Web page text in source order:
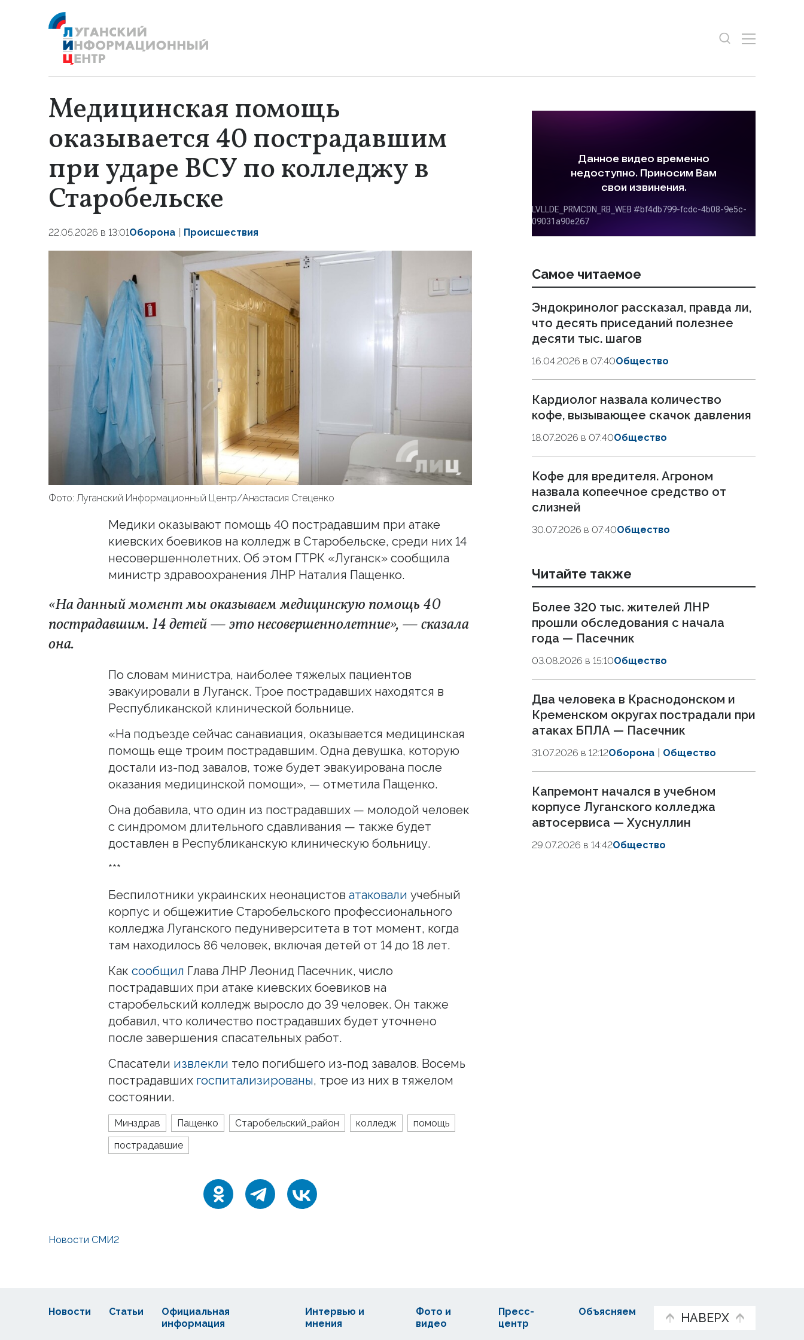
Медицинская помощь
оказывается 40 пострадавшим
при ударе ВСУ по колледжу в
Старобельске
22.05.2026 в 13:01Оборона Происшествия
Фото: Луганский Информационный Центр/Анастасия Стеценко
Медики оказывают помощь 40 пострадавшим при атаке
киевских боевиков на колледж в Старобельске, среди них 14
несовершеннолетних. Об этом ГТРК «Луганск» сообщила
министр здравоохранения ЛНР Наталия Пащенко.
«На данный момент мы оказываем медицинскую помощь 40
пострадавшим. 14 детей — это несовершеннолетние», — сказала
она.
По словам министра, наиболее тяжелых пациентов
эвакуировали в Луганск. Трое пострадавших находятся в
Республиканской клинической больнице.
«На подъезде сейчас санавиация, оказывается медицинская
помощь еще троим пострадавшим. Одна девушка, которую
достали из-под завалов, тоже будет эвакуирована после
оказания медицинской помощи», — отметила Пащенко.
Она добавила, что один из пострадавших — молодой человек
с синдромом длительного сдавливания — также будет
доставлен в Республиканскую клиническую больницу.
***
Беспилотники украинских неонацистов атаковали учебный
корпус и общежитие Старобельского профессионального
колледжа Луганского педуниверситета в тот момент, когда
там находилось 86 человек, включая детей от 14 до 18 лет.
Как сообщил Глава ЛНР Леонид Пасечник, число
пострадавших при атаке киевских боевиков на
старобельский колледж выросло до 39 человек. Он также
добавил, что количество пострадавших будет уточнено
после завершения спасательных работ.
Спасатели извлекли тело погибшего из-под завалов. Восемь
пострадавших госпитализированы, трое из них в тяжелом
состоянии.
Минздрав Пащенко Старобельский_район колледж
помощь
пострадавшие
Самое читаемое
Эндокринолог рассказал, правда ли,
что десять приседаний полезнее
десяти тыс. шагов
16.04.2026 в 07:40Общество
Кардиолог назвала количество
кофе, вызывающее скачок давления
18.07.2026 в 07:40Общество
Кофе для вредителя. Агроном
назвала копеечное средство от
слизней
30.07.2026 в 07:40Общество
Читайте также
Более 320 тыс. жителей ЛНР
прошли обследования с начала
года — Пасечник
03.08.2026 в 15:10Общество
Два человека в Краснодонском и
Кременском округах пострадали при
атаках БПЛА — Пасечник
31.07.2026 в 12:12Оборона Общество
Капремонт начался в учебном
корпусе Луганского колледжа
автосервиса — Хуснуллин
29.07.2026 в 14:42Общество
Новости СМИ2
НАВЕРХ
Новости Статьи
Официальная
информация
Интервью и
мнения
Фото и
видео
Пресс-
центр
Объясняем